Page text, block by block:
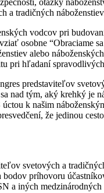
a tradičných
vodcov pri
osobne “Obraciame
alebo
pri hľadaní
predstaviteľov
nad tým, aký krehký je
k našim
že jedinou
svetových a
bodov príhovoru
a iných